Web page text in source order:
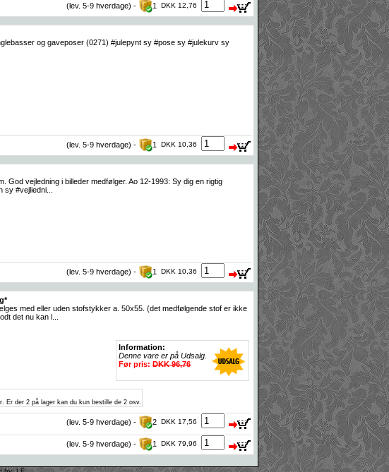
(lev. 5-9 hverdage) - 1 DKK 12,76
og gaveposer (0271) #julepynt sy #pose sy #julekurv sy
(lev. 5-9 hverdage) - 1 DKK 10,36
vejledning i billeder medfølger. Ao 12-1993: Sy dig en rigtig
#vejliedni...
(lev. 5-9 hverdage) - 1 DKK 10,36
med eller uden stofstykker a. 50x55. (det medfølgende stof er ikke
det nu kan l...
Information:
Denne vare er på Udsalg.
Før pris: DKK 96,76
Er der 2 på lager kan du kun bestille de 2 osv.
(lev. 5-9 hverdage) - 2 DKK 17,56
(lev. 5-9 hverdage) - 1 DKK 79,96